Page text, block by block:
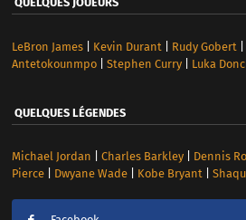
LeBron James| Kevin Durant Rudy Gobert
Antetokounmpo| Stephen Curry| Luka
QUELQUES LÉGENDES
Michael Jordan Charles Barkley| Dennis
Pierce| Dwyane Wade| Kobe Bryant|